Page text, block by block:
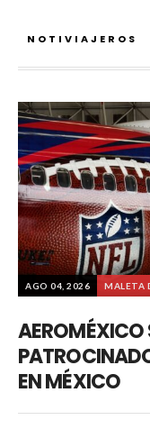
NOTIVIAJEROS
AGO 04, 2026 MALETA
AEROMÉXICO
EN MÉXICO